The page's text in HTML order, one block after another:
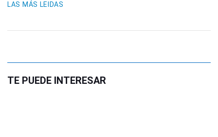
LAS MÁS LEIDAS
TE PUEDE INTERESAR